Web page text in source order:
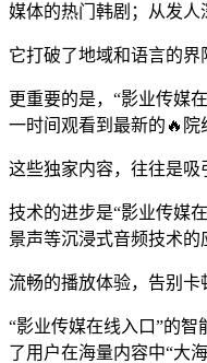
媒体的热门韩剧；从发人
它打破了地域和语言的界
更重要的是，“影业传媒
一时间观看到最新的🔥院
这些独家内容，往往是吸
技术的进步是“影业传媒
景声等沉浸式音频技术的
流畅的播放体验，告别卡
“影业传媒在线入口”的
了用户在海量内容中“大